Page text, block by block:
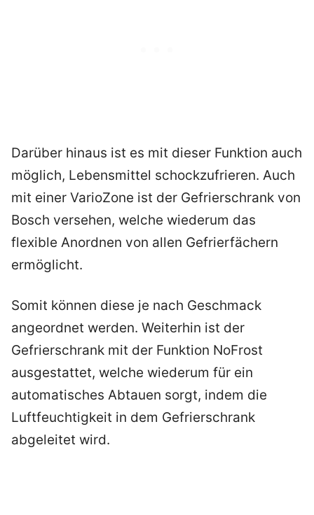
Darüber hinaus ist es mit dieser Funktion auch
möglich, Lebensmittel schockzufrieren. Auch
mit einer VarioZone ist der Gefrierschrank von
Bosch versehen, welche wiederum das
flexible Anordnen von allen Gefrierfächern
ermöglicht.
Somit können diese je nach Geschmack
angeordnet werden. Weiterhin ist der
Gefrierschrank mit der Funktion NoFrost
ausgestattet, welche wiederum für ein
automatisches Abtauen sorgt, indem die
Luftfeuchtigkeit in dem Gefrierschrank
abgeleitet wird.